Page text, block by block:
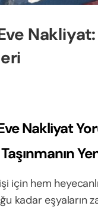
Nakliyat
için hem
kadar eşyaların